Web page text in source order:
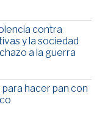
contra
y la sociedad
a la guerra
hacer pan con